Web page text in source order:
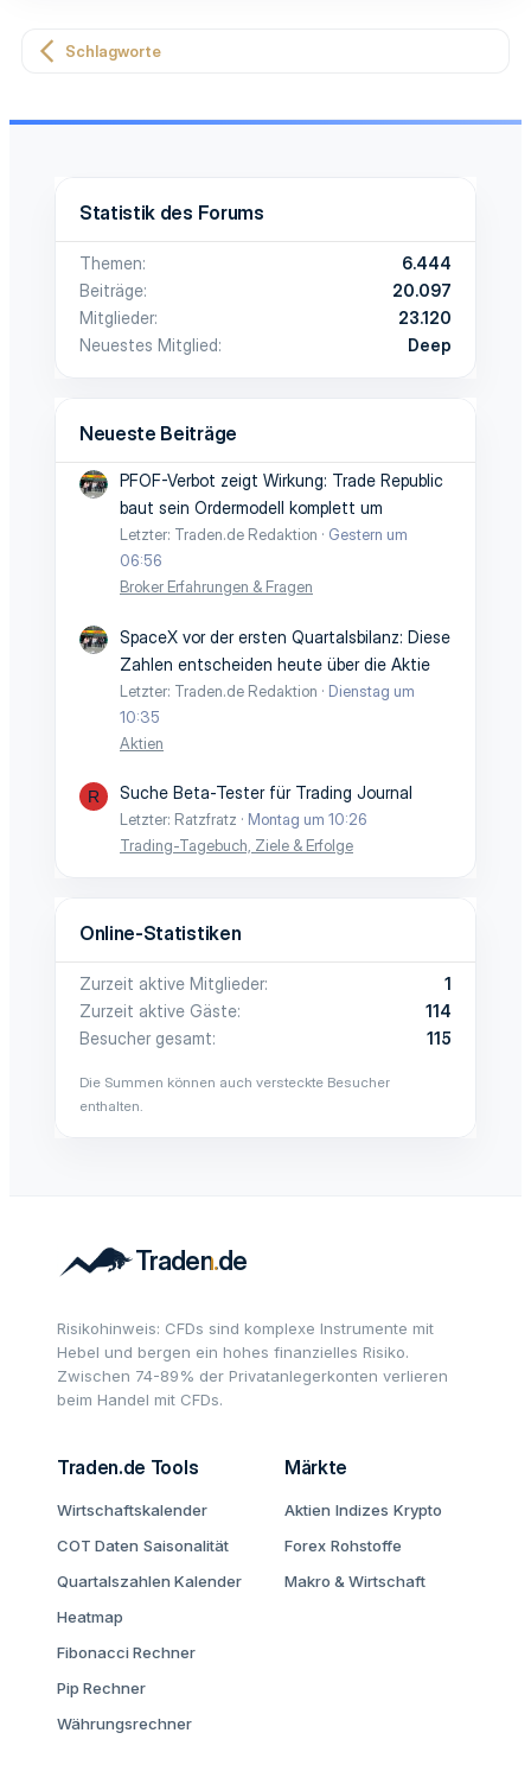
Schlagworte
Statistik des Forums
Themen
6.444
Beiträge
20.097
Mitglieder
23.120
Neuestes Mitglied
Deep
Neueste Beiträge
PFOF-Verbot zeigt Wirkung: Trade Republic
baut sein Ordermodell komplett um
Letzter: Traden.de Redaktion
Gestern um
06:56
Broker Erfahrungen & Fragen
SpaceX vor der ersten Quartalsbilanz: Diese
Zahlen entscheiden heute über die Aktie
Letzter: Traden.de Redaktion
Dienstag um
10:35
Aktien
R Suche Beta-Tester für Trading Journal
Letzter: Ratzfratz
Montag um 10:26
Trading-Tagebuch, Ziele & Erfolge
Online-Statistiken
Zurzeit aktive Mitglieder
1
Zurzeit aktive Gäste
114
Besucher gesamt
115
Die Summen können auch versteckte Besucher
enthalten.
Risikohinweis: CFDs sind komplexe Instrumente mit
Hebel und bergen ein hohes finanzielles Risiko.
Zwischen 74-89% der Privatanlegerkonten verlieren
beim Handel mit CFDs.
Traden.de Tools
Wirtschaftskalender
COT Daten Saisonalität
Quartalszahlen Kalender
Heatmap
Fibonacci Rechner
Pip Rechner
Währungsrechner
Märkte
Aktien Indizes Krypto
Forex Rohstoffe
Makro & Wirtschaft